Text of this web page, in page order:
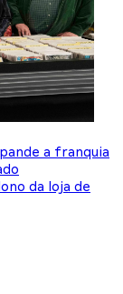
a franquia
da loja de